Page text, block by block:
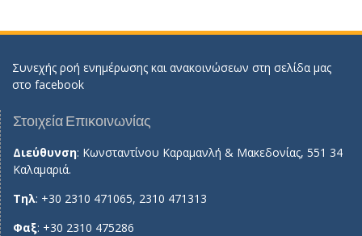
Συνεχής ροή ενημέρωσης και ανακοινώσεων στη σελίδα μας
στο facebook
Στοιχεία Επικοινωνίας
Διεύθυνση: Κωνσταντίνου Καραμανλή & Μακεδονίας, 551 34
Καλαμαριά.
Τηλ: +30 2310 471065, 2310 471313
Φαξ: +30 2310 475286